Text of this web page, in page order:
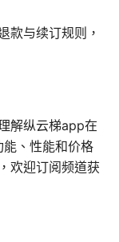
款与续订规则，
解纵云梯app在
、性能和价格
欢迎订阅频道获